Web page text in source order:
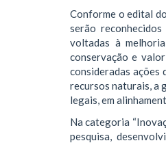
Conforme o edital
serão
voltadas à
conservação e
consideradas ações
recursos naturais, a
legais, em
Na categoria
pesquisa,